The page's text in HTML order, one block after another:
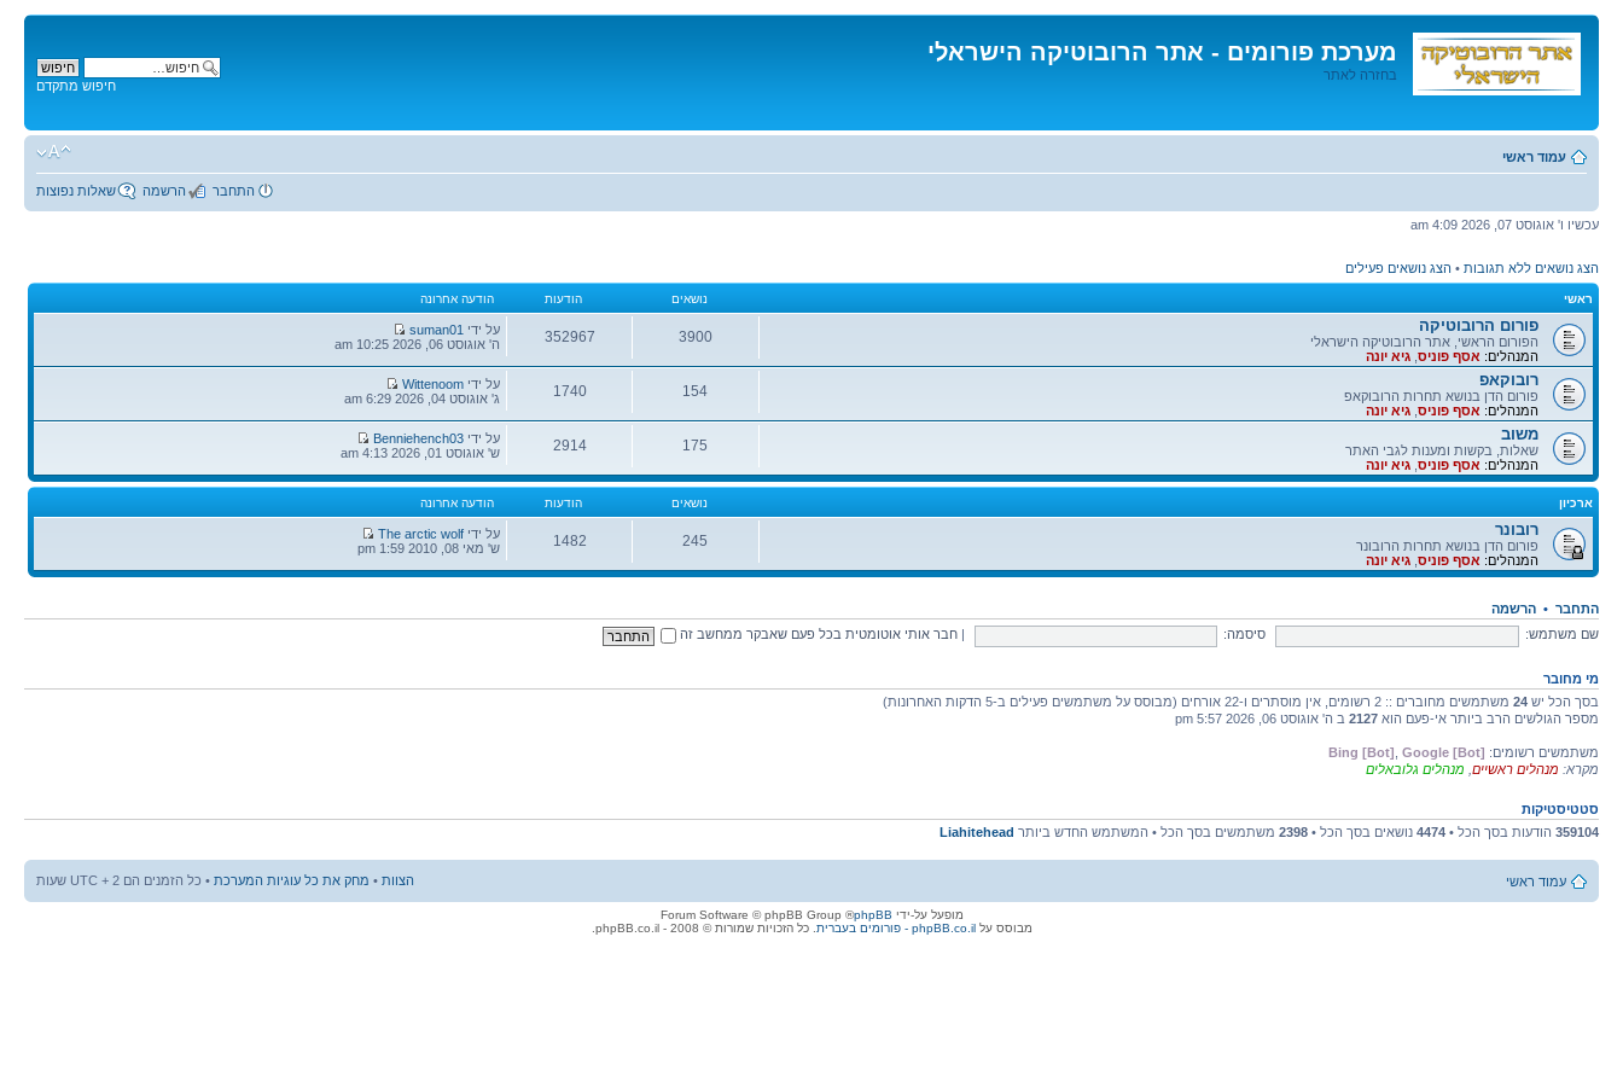
מערכת פורומים - אתר הרובוטיקה הישראלי
בחזרה לאתר
לתוכן
חיפוש מתקדם
עמוד ראשי
שאלות נפוצות הרשמה התחבר
עכשיו ו' אוגוסט 07, 2026 4:09 am
הצג נושאים ללא תגובות • הצג נושאים פעילים
ראשי נושאים הודעות הודעה אחרונה
פורום הרובוטיקה
הפורום הראשי, אתר הרובוטיקה הישראלי
המנהלים: אסף פוניס גיא יונה
3900
נושאים
352967
הודעות
הודעה
אחרונה
על ידי suman01
ה' אוגוסט 06, 2026 10:25 am
רובוקאפ
פורום הדן בנושא תחרות הרובוקאפ
המנהלים: אסף פוניס גיא יונה
154
נושאים
1740
הודעות
הודעה
אחרונה
על ידי Wittenoom
ג' אוגוסט 04, 2026 6:29 am
משוב
שאלות, בקשות ומענות לגבי האתר
המנהלים: אסף פוניס גיא יונה
175
נושאים
2914
הודעות
הודעה
אחרונה
על ידי Benniehench03
ש' אוגוסט 01, 2026 4:13 am
ארכיון נושאים הודעות הודעה אחרונה
רובונר
פורום הדן בנושא תחרות הרובונר
המנהלים: אסף פוניס גיא יונה
245
נושאים
1482
הודעות
הודעה
אחרונה
על ידי The arctic wolf
ש' מאי 08, 2010 1:59 pm
התחבר • הרשמה
שם משתמש:
סיסמה: חבר אותי אוטומטית בכל פעם שאבקר ממחשב זה
מי מחובר
בסך הכל יש 24 משתמשים מחוברים :: 2 רשומים, אין מוסתרים ו-22 אורחים (מבוסס על משתמשים פעילים ב-5 הדקות האחרונות)
מספר הגולשים הרב ביותר אי-פעם הוא 2127 ב ה' אוגוסט 06, 2026 5:57 pm
משתמשים רשומים: Bing [Bot] Google [Bot]
מקרא: מנהלים ראשיים מנהלים גלובאלים
סטטיסטיקות
359104 הודעות בסך הכל • 4474 נושאים בסך הכל • 2398 משתמשים בסך הכל • המשתמש החדש ביותר Liahitehead
עמוד ראשי הצוות • מחק את כל עוגיות המערכת • כל הזמנים הם UTC + 2 שעות
מופעל על-ידי phpBB
® Forum Software © phpBB Group
מבוסס עלphpBB.co.il - פורומים בעברית . כל הזכויות שמורות © 2008 - phpBB.co.il.